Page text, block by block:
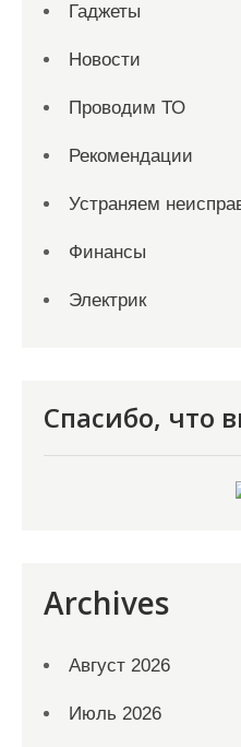
Гаджеты
Новости
Проводим ТО
Рекомендации
Устраняем
Финансы
Электрик
Спасибо, что
Archives
Август 2026
Июль 2026